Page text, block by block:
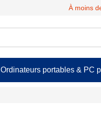
À moins
Ordinateurs portables & PC